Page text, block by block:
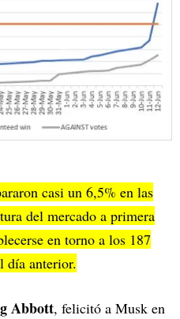
casi un 6,5% en las
del mercado a primera
en torno a los 187
día anterior.
Abbott, felicitó a Musk en